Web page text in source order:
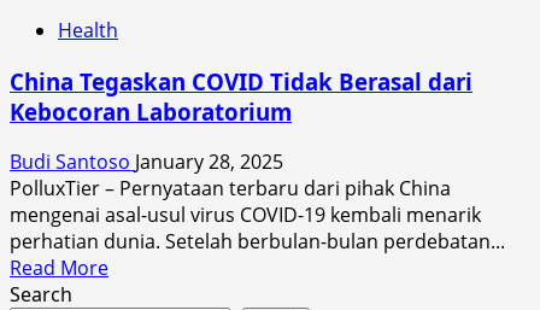
Perpanjang
Tarif
Perdagangan
China
90
Hari
Health
China Tegaskan COVID Tidak Berasal dari
Kebocoran Laboratorium
Budi Santoso January 28, 2025
PolluxTier – Pernyataan terbaru dari pihak China
mengenai asal-usul virus COVID-19 kembali menarik
perhatian dunia. Setelah berbulan-bulan perdebatan...
Read MoreRead
Search